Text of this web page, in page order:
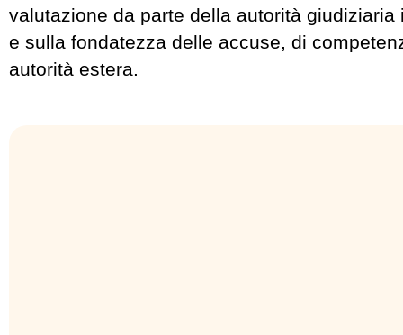
valutazione da parte della autorità giudiziaria
e sulla fondatezza delle accuse, di
autorità estera.